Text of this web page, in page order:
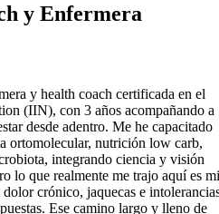
y Enfermera
y health coach certificada en el
(IIN), con 3 años acompañando a
desde adentro. Me he capacitado
ortomolecular, nutrición low carb,
integrando ciencia y visión
lo que realmente me trajo aquí es mi
crónico, jaquecas e
Ese camino largo y lleno de